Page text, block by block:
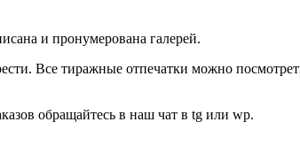
и пронумерована галерей.
Все тиражные отпечатки можно
обращайтесь в наш чат в tg или wp.